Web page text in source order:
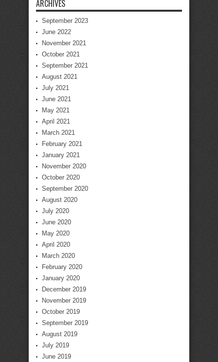
ARCHIVES
September 2023
June 2022
November 2021
October 2021
September 2021
August 2021
July 2021
June 2021
May 2021
April 2021
March 2021
February 2021
January 2021
November 2020
October 2020
September 2020
August 2020
July 2020
June 2020
May 2020
April 2020
March 2020
February 2020
January 2020
December 2019
November 2019
October 2019
September 2019
August 2019
July 2019
June 2019